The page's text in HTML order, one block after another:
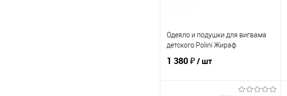
Одеяло и подушки для вигвама
детского Polini Жираф
1 380 ₽/ шт